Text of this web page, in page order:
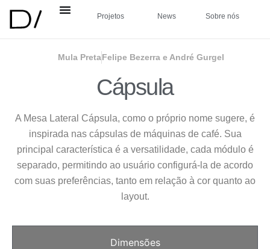
Projetos News Sobre nós
Mula PretaFelipe Bezerra e André Gurgel
Cápsula
A Mesa Lateral Cápsula, como o próprio nome sugere, é
inspirada nas cápsulas de máquinas de café. Sua
principal característica é a versatilidade, cada módulo é
separado, permitindo ao usuário configurá-la de acordo
com suas preferências, tanto em relação à cor quanto ao
layout.
Dimensões